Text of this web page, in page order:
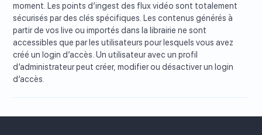
moment. Les points d’ingest des flux vidéo sont totalement
sécurisés par des clés spécifiques. Les contenus générés à
partir de vos live ou importés dans la librairie ne sont
accessibles que par les utilisateurs pour lesquels vous avez
créé un login d’accès. Un utilisateur avec un profil
d’administrateur peut créer, modifier ou désactiver un login
d’accès.